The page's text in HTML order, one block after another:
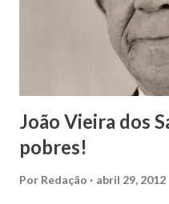
João Vieira dos
pobres!
Por Redação abril 29, 2012